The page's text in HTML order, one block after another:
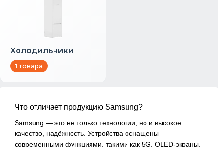
Холодильники
1 товара
Что отличает продукцию Samsung?
Samsung — это не только технологии, но и высокое
качество, надёжность. Устройства оснащены
современными функциями, такими как 5G, OLED-экраны,